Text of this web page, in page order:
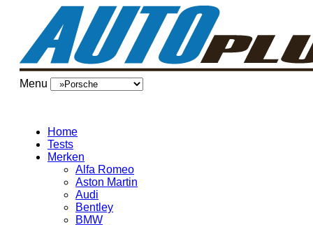
Menu
Home
Tests
Merken
Alfa Romeo
Aston Martin
Audi
Bentley
BMW